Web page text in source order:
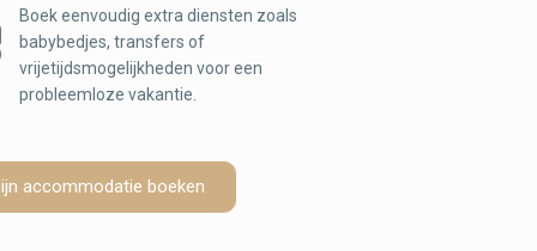
Boek eenvoudig extra diensten zoals
babybedjes, transfers of
vrijetijdsmogelijkheden voor een
probleemloze vakantie.
accommodatie boeken